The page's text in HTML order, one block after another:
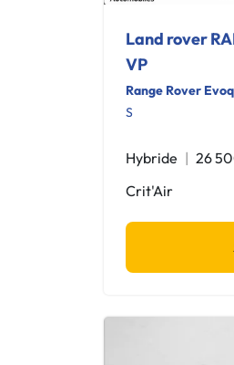
Land rover
VP
Range Rover
S
Hybride 26
Crit'Air